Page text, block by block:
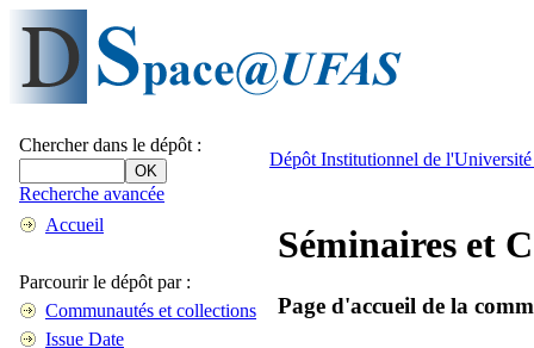
Chercher dans le dépôt :
Recherche avancée
Accueil
Parcourir le dépôt par :
Communautés et collections
Issue Date
Dépôt Institutionnel de
Séminaires et
Page d'accueil de la